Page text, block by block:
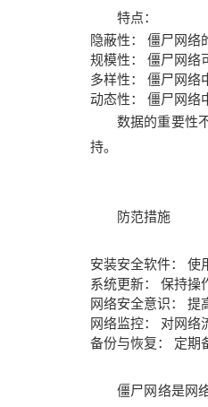
特点：
隐蔽性： 僵尸网络
规模性： 僵尸网络
多样性： 僵尸网络
动态性： 僵尸网络
数据的重要性
持。
防范措施
安装安全软件： 使
系统更新： 保持操
网络安全意识： 提
网络监控： 对网络
备份与恢复： 定期
僵尸网络是网